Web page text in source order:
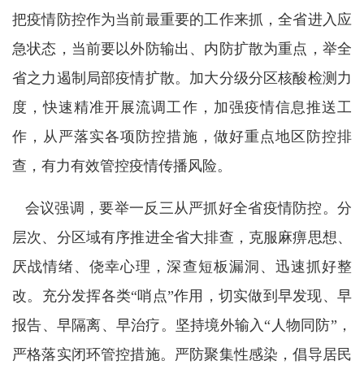
把疫情防控作为当前最重要的工作来抓，全省进入应
急状态，当前要以外防输出、内防扩散为重点，举全
省之力遏制局部疫情扩散。加大分级分区核酸检测力
度，快速精准开展流调工作，加强疫情信息推送工
作，从严落实各项防控措施，做好重点地区防控排
查，有力有效管控疫情传播风险。
会议强调，要举一反三从严抓好全省疫情防控。分
层次、分区域有序推进全省大排查，克服麻痹思想、
厌战情绪、侥幸心理，深查短板漏洞、迅速抓好整
改。充分发挥各类“哨点”作用，切实做到早发现、早
报告、早隔离、早治疗。坚持境外输入“人物同防”，
严格落实闭环管控措施。严防聚集性感染，倡导居民